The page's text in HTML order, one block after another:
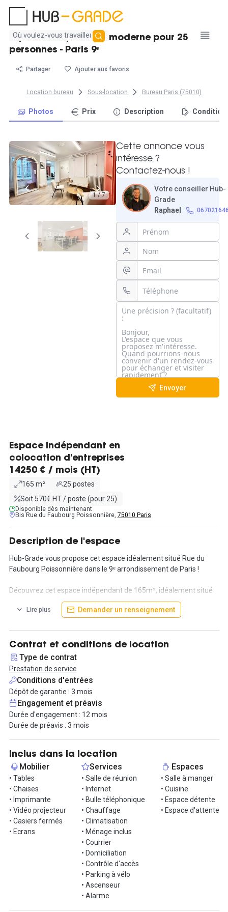
Aucun
trouvé
Espace indépendant moderne pour 25
personnes - Paris 9ᵉ
Partager Ajouter aux favoris
Location bureau Sous-location Bureau Paris (75010)
Photos Prix Description
1 / 7
Cette annonce vous
intéresse ?
Contactez-nous !
Votre conseiller Hub-
Grade
Raphael
Envoyer
Espace indépendant en
colocation d'entreprises
14250 € / mois (HT)
165 m²
25 postes
Soit 570€ HT / poste (pour 25)
Disponible dès maintenant
Bis Rue du Faubourg Poissonnière, 75010 Paris
Description de l'espace
Hub-Grade vous propose cet espace idéalement situé Rue du
Faubourg Poissonnière dans le 9ᵉ arrondissement de Paris !
Découvrez cet espace indépendant de 165m², idéalement situé
et parfaitement aménagé pour accueillir une équipe de 25
personnes. À deux pas des Grands Boulevards, cet espace offre
L'espace comprend trois open spaces spacieux et lumineux,
parfaits pour encourager la collaboration et la productivité. Deux
salles de réunion sont disponibles, entièrement équipées pour
vos présentations et sessions de brainstorming. Une cuisine
fonctionnelle et un espace déjeuner sont également à
disposition, offrant un cadre convivial pour vos pauses repas.
Pour vos moments de détente, un espace dédié est prévu,
permettant à votre équipe de se relaxer et de se ressourcer. De
plus, deux cabines acoustiques sont disponibles pour les appels
téléphoniques ou les travaux nécessitant une concentration
maximale.
Profitez d'un emplacement central, offrant un accès facile aux
transports en commun et à une multitude de commodités. Pour
plus d'informations ou pour organiser une visite, contactez-nous
dès maintenant !
Informations complémentaires sur cet espace de
Situé dans le 9ème arrondissement, l’espace de Faubourg-
Poissonnière est idéal pour une entreprise de 25 collaborateurs
ou plus à la recherche d’un bureau en plein cœur de Paris.
Lire plus Demander un renseignement
Contrat et conditions de location
Type de contrat
Prestation de service
Conditions d'entrées
Dépôt de garantie : 3 mois
Engagement et préavis
Durée d'engagement : 12 mois
Durée de préavis : 3 mois
Inclus dans la location
Mobilier
• Tables
• Chaises
• Imprimante
• Vidéo projecteur
• Casiers fermés
• Ecrans
Services
• Salle de réunion
• Internet
• Bulle téléphonique
• Chauffage
• Climatisation
• Ménage inclus
• Courrier
• Domiciliation
• Contrôle d'accès
• Parking à vélo
• Ascenseur
• Alarme
Espaces
• Salle à manger
• Cuisine
• Espace détente
• Espace d'attente